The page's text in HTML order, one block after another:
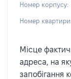
Номер корпусу:
Номер квартири:
Місце
адреса, на
запобігання